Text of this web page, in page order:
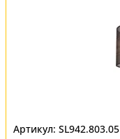
SL942.803.05